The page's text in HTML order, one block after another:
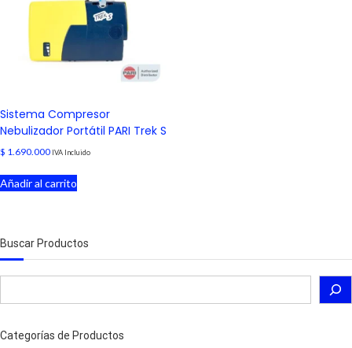
Sistema Compresor
Nebulizador Portátil PARI Trek S
$ 1.690.000 IVA Incluido
Añadir al carrito
Buscar Productos
Categorías de Productos